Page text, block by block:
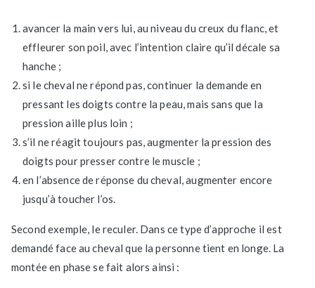
avancer la main vers lui, au niveau du creux du flanc, et
effleurer son poil, avec l’intention claire qu’il décale sa
hanche ;
si le cheval ne répond pas, continuer la demande en
pressant les doigts contre la peau, mais sans que la
pression aille plus loin ;
s’il ne réagit toujours pas, augmenter la pression des
doigts pour presser contre le muscle ;
en l’absence de réponse du cheval, augmenter encore
jusqu’à toucher l’os.
Second exemple, le reculer. Dans ce type d’approche il est
demandé face au cheval que la personne tient en longe. La
montée en phase se fait alors ainsi :